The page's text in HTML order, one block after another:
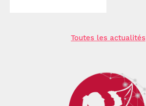
Toutes les actualités